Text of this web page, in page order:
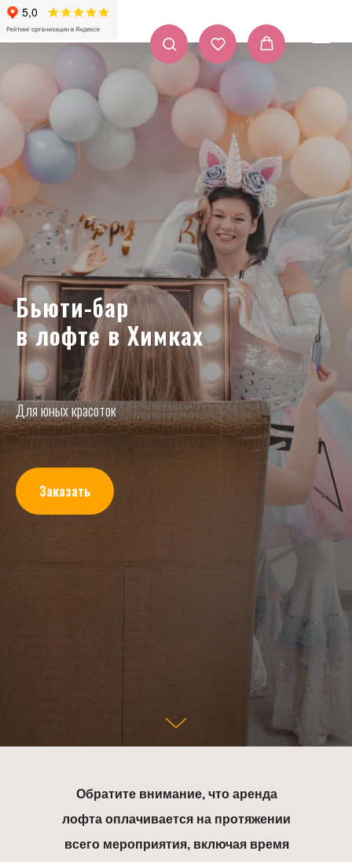
Бьюти-бар
в лофте в Химках
Для юных красоток
Заказать
Обратите внимание, что аренда
лофта оплачивается на протяжении
всего мероприятия, включая время